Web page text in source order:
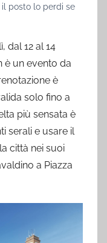
il posto lo perdi se
dal 12 al 14
è un evento da
è
solo fino a
più sensata è
serali e usare il
città nei suoi
a Piazza